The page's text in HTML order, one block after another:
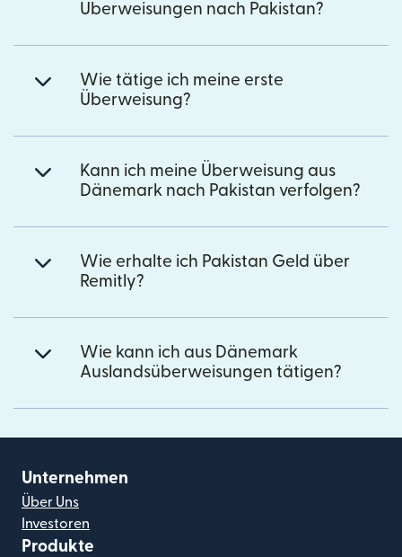
Überweisungen nach Pakistan?
Wie tätige ich meine erste
Überweisung?
Kann ich meine Überweisung aus
Dänemark nach Pakistan verfolgen?
Wie erhalte ich Pakistan Geld über
Remitly?
Wie kann ich aus Dänemark
Auslandsüberweisungen tätigen?
Unternehmen
Über Uns
Investoren
Produkte